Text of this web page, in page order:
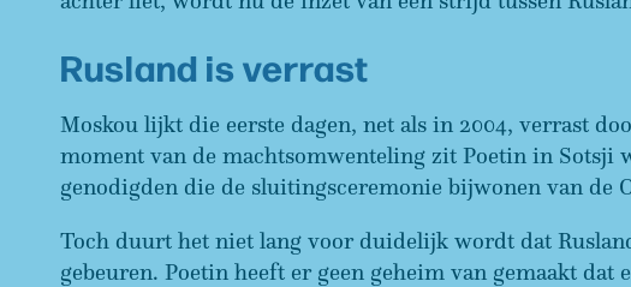
Rusland is verrast
Moskou lijkt die eerste dagen, net als in 2004, verrast
moment van de machtsomwenteling zit Poetin in Sotsji
genodigden die de sluitingsceremonie bijwonen van de
Toch duurt het niet lang voor duidelijk wordt dat
gebeuren. Poetin heeft er geen geheim van gemaakt dat